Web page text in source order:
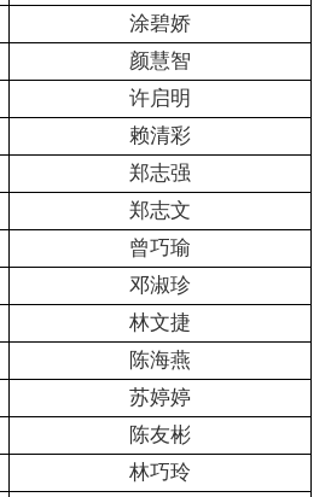
涂碧娇
颜慧智
许启明
赖清彩
郑志强
郑志文
曾巧瑜
邓淑珍
林文捷
陈海燕
苏婷婷
陈友彬
林巧玲